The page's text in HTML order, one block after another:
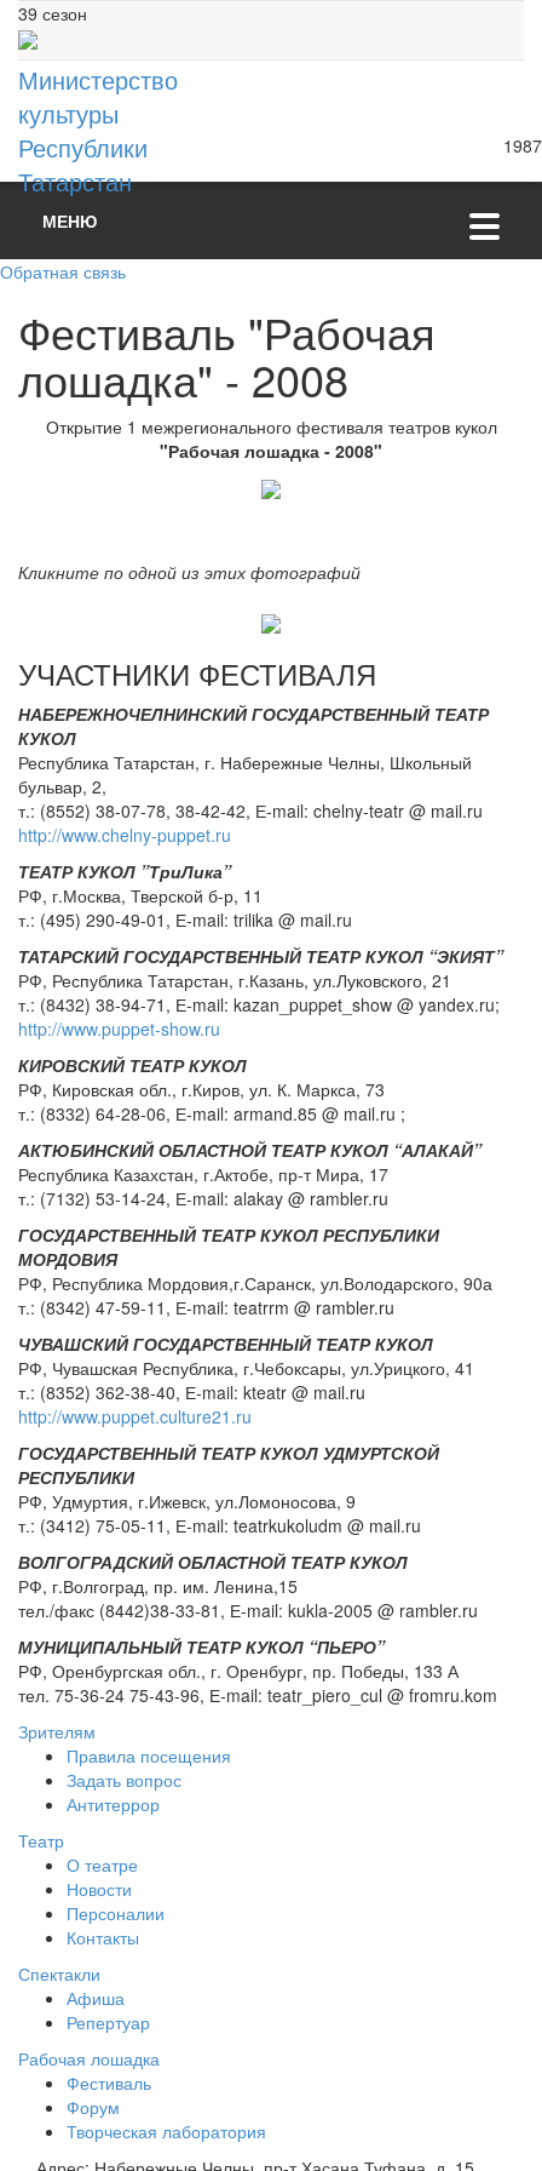
39 сезон
Министерство
культуры
Республики
Татарстан
1987
МЕНЮ
Обратная связь
Фестиваль "Рабочая
лошадка" - 2008
Открытие 1 межрегионального фестиваля театров кукол
"Рабочая лошадка - 2008"
Кликните по одной из этих фотографий
УЧАСТНИКИ ФЕСТИВАЛЯ
НАБЕРЕЖНОЧЕЛНИНСКИЙ ГОСУДАРСТВЕННЫЙ ТЕАТР
КУКОЛ
Республика Татарстан, г. Набережные Челны, Школьный
бульвар, 2,
т.: (8552) 38-07-78, 38-42-42, Е-mail: chelny-teatr @ mail.ru
http://www.chelny-puppet.ru
ТЕАТР КУКОЛ ”ТриЛика”
РФ, г.Москва, Тверской б-р, 11
т.: (495) 290-49-01, Е-mail: trilika @ mail.ru
ТАТАРСКИЙ ГОСУДАРСТВЕННЫЙ ТЕАТР КУКОЛ “ЭКИЯТ”
РФ, Республика Татарстан, г.Казань, ул.Луковского, 21
т.: (8432) 38-94-71, Е-mail: kazan_puppet_show @ yandex.ru;
http://www.puppet-show.ru
КИРОВСКИЙ ТЕАТР КУКОЛ
РФ, Кировская обл., г.Киров, ул. К. Маркса, 73
т.: (8332) 64-28-06, Е-mail: armand.85 @ mail.ru ;
АКТЮБИНСКИЙ ОБЛАСТНОЙ ТЕАТР КУКОЛ “АЛАКАЙ”
Республика Казахстан, г.Актобе, пр-т Мира, 17
т.: (7132) 53-14-24, Е-mail: alakay @ rambler.ru
ГОСУДАРСТВЕННЫЙ ТЕАТР КУКОЛ РЕСПУБЛИКИ
МОРДОВИЯ
РФ, Республика Мордовия,г.Саранск, ул.Володарского, 90а
т.: (8342) 47-59-11, Е-mail: teatrrm @ rambler.ru
ЧУВАШСКИЙ ГОСУДАРСТВЕННЫЙ ТЕАТР КУКОЛ
РФ, Чувашская Республика, г.Чебоксары, ул.Урицкого, 41
т.: (8352) 362-38-40, Е-mail: kteatr @ mail.ru
http://www.puppet.culture21.ru
ГОСУДАРСТВЕННЫЙ ТЕАТР КУКОЛ УДМУРТСКОЙ
РЕСПУБЛИКИ
РФ, Удмуртия, г.Ижевск, ул.Ломоносова, 9
т.: (3412) 75-05-11, Е-mail: teatrkukoludm @ mail.ru
ВОЛГОГРАДСКИЙ ОБЛАСТНОЙ ТЕАТР КУКОЛ
РФ, г.Волгоград, пр. им. Ленина,15
тел./факс (8442)38-33-81, Е-mail: kukla-2005 @ rambler.ru
МУНИЦИПАЛЬНЫЙ ТЕАТР КУКОЛ “ПЬЕРО”
РФ, Оренбургская обл., г. Оренбург, пр. Победы, 133 А
тел. 75-36-24 75-43-96, Е-mail: teatr_piero_cul @ fromru.kom
Зрителям
Правила посещения
Задать вопрос
Антитеррор
Театр
О театре
Новости
Персоналии
Контакты
Спектакли
Афиша
Репертуар
Рабочая лошадка
Фестиваль
Форум
Творческая лаборатория